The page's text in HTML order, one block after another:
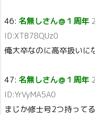
46: 名無しさん＠１周年
ID:XTB78QUz0
俺大卒なのに高卒扱い
47: 名無しさん＠１周年
ID:YrVyMA5A0
まじか修士号2つ持って